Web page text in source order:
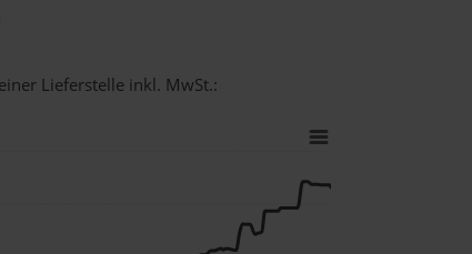
Lieferstelle inkl. MwSt.: